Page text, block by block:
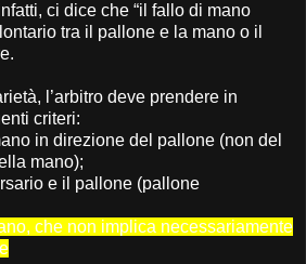
ci dice che “il fallo di mano
tra il pallone e la mano o il
l’arbitro deve prendere in
criteri:
in direzione del pallone (non del
mano);
e il pallone (pallone
che non implica necessariamente